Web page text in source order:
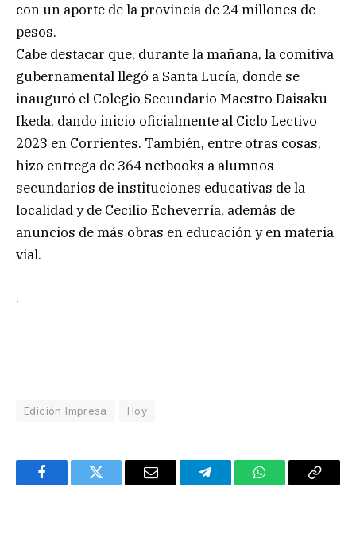
con un aporte de la provincia de 24 millones de
pesos.
Cabe destacar que, durante la mañana, la comitiva
gubernamental llegó a Santa Lucía, donde se
inauguró el Colegio Secundario Maestro Daisaku
Ikeda, dando inicio oficialmente al Ciclo Lectivo
2023 en Corrientes. También, entre otras cosas,
hizo entrega de 364 netbooks a alumnos
secundarios de instituciones educativas de la
localidad y de Cecilio Echeverría, además de
anuncios de más obras en educación y en materia
vial.
.
Edición Impresa Hoy
FacebookTwitter Email TelegramWhatsAppCopy